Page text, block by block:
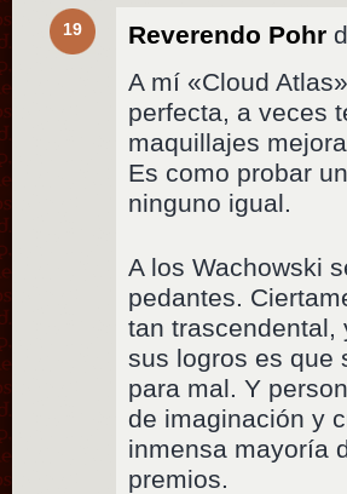
19 Reverendo Pohr
A mí «Cloud
perfecta, a veces
maquillajes
Es como probar
ninguno igual.
A los Wachowski
pedantes.
tan trascendental,
sus logros es que
para mal. Y
de imaginación y
inmensa mayoría
premios.